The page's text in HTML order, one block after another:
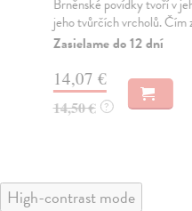
Brněnské povídky tvoří v
jeho tvůrčích vrcholů. Čím
Zasielame do 12 dní
14,07 €
14,50 € ?
High-contrast mode